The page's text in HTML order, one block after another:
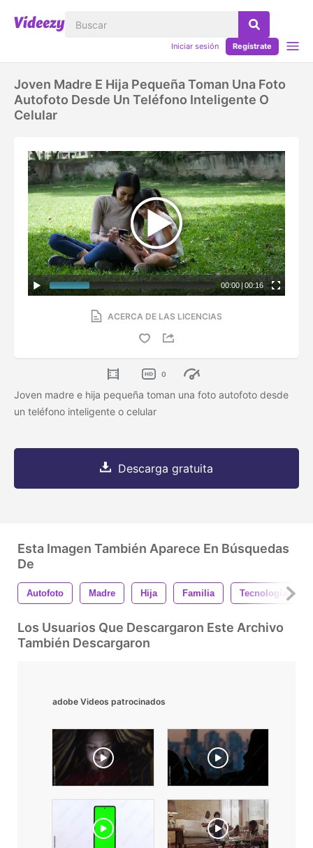
Iniciar sesión Regístrate
Joven Madre E Hija Pequeña Toman Una Foto
Autofoto Desde Un Teléfono Inteligente O
Celular
00:00 | 00:16
ACERCA DE LAS LICENCIAS
0
Joven madre e hija pequeña toman una foto autofoto desde
un teléfono inteligente o celular
Descarga gratuita
Esta Imagen También Aparece En Búsquedas
De
Autofoto Madre Hija Familia Tecnología
Los Usuarios Que Descargaron Este Archivo
También Descargaron
adobe Videos patrocinados